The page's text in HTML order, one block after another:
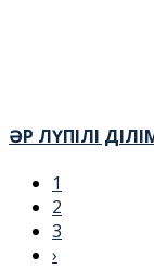
ӘР ЛҮПІЛІ
1
2
3
›